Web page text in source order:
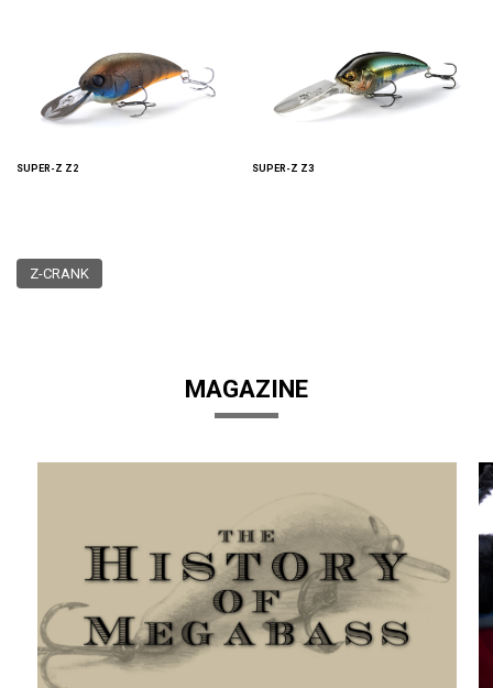
SUPER-Z Z2 SUPER-Z Z3
Z-CRANK
MAGAZINE